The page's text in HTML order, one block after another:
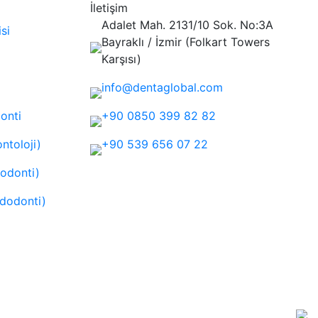
İletişim
Adalet Mah. 2131/10 Sok. No:3A
Bayraklı / İzmir (Folkart Towers
Karşısı)
info@dentaglobal.com
+90 0850 399 82 82
+90 539 656 07 22